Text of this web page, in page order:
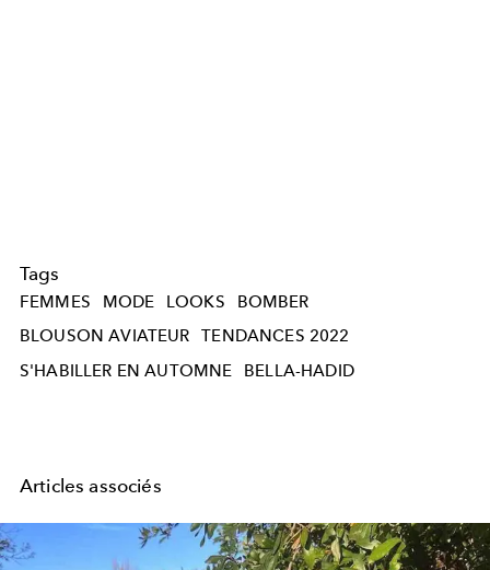
Tags
FEMMES MODE LOOKS
BOMBER
BLOUSON AVIATEUR
TENDANCES 2022
S'HABILLER EN AUTOMNE
BELLA-HADID
Articles associés